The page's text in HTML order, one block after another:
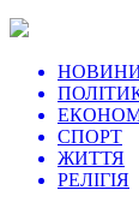
СПОРТ
ЖИТТЯ
РЕЛІГІЯ